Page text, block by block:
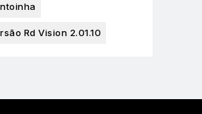
Rd Vision 2.01.10